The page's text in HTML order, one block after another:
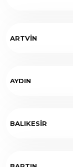
ARTVİN
AYDIN
BALIKESİR